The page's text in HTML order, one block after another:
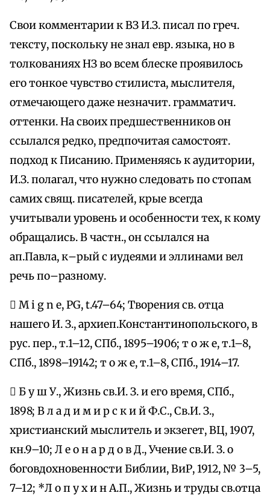
Свои комментарии к ВЗ И.З. писал по греч.
тексту, поскольку не знал евр. языка, но в
толкованиях НЗ во всем блеске проявилось
его тонкое чувство стилиста, мыслителя,
отмечающего даже незначит. грамматич.
оттенки. На своих предшественников он
ссылался редко, предпочитая самостоят.
подход к Писанию. Применяясь к аудитории,
И.З. полагал, что нужно следовать по стопам
самих свящ. писателей, крые всегда
учитывали уровень и особенности тех, к кому
обращались. В частн., он ссылался на
ап.Павла, к–рый с иудеями и эллинами вел
речь по–разному.
 M i g n e, PG, t.47–64; Творения св. отца
нашего И. З., архиеп.Константинопольского, в
рус. пер., т.1–12, СПб., 1895–1906; т о ж е, т.1–8,
СПб., 1898–19142; т о ж е, т.1–8, СПб., 1914–17.
 Б у ш У., Жизнь св.И. З. и его время, СПб.,
1898; В л а д и м и р с к и й Ф.С., Св.И. З.,
христианский мыслитель и экзегет, ВЦ, 1907,
кн.9–10; Л е о н а р д о в Д., Учение св.И. З. о
боговдохновенности Библии, ВиР, 1912, № 3–5,
7–12; *Л о п у х и н А.П., Жизнь и труды св.отца